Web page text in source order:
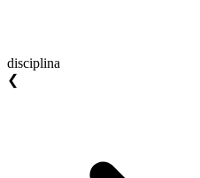
disciplina
❮